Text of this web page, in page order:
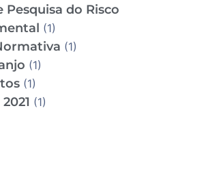
do Risco
(1)
(1)
(1)
(1)
(1)